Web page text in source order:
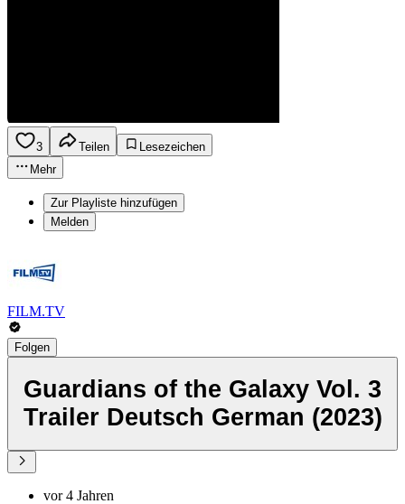
3 Teilen
Lesezeichen
Mehr
Zur Playliste hinzufügen
Melden
FILM.TV
Folgen
Guardians of the Galaxy Vol. 3
Trailer Deutsch German (2023)
vor 4 Jahren